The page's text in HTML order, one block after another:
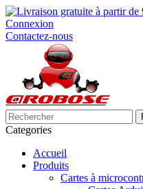
Connexion
Contactez-nous
Categories
Accueil
Produits
Cartes à